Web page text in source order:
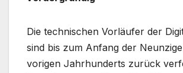
Die technischen Vorläufer der
sind bis zum Anfang der
vorigen Jahrhunderts zurück